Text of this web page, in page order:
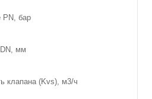
PN, бар
мм
клапана (Kvs), м3/ч